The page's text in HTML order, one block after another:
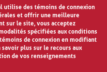
utilise des témoins de connexion
et offrir une meilleure
sur le site, vous acceptez
spécifiées aux conditions
de connexion en modifiant
plus sur le recours aux
de vos renseignements